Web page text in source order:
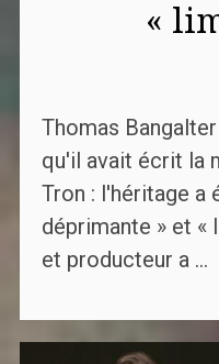
«
Thomas
qu'il avait écrit la
Tron : l'héritage a
déprimante » et «
et producteur a ...